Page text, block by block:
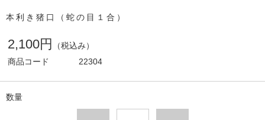
本利き猪口（蛇の目１合）
2,100円
（税込み）
商品コード
22304
数量